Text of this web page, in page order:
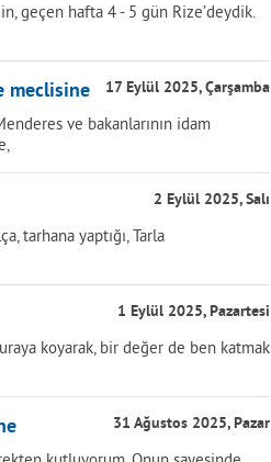
geçen hafta 4 - 5 gün Rize’deydik.
meclisine 17 Eylül 2025, Çarşamba
ve bakanlarının idam
2 Eylül 2025, Salı
tarhana yaptığı, Tarla
1 Eylül 2025, Pazartesi
koyarak, bir değer de ben katmak
31 Ağustos 2025, Pazar